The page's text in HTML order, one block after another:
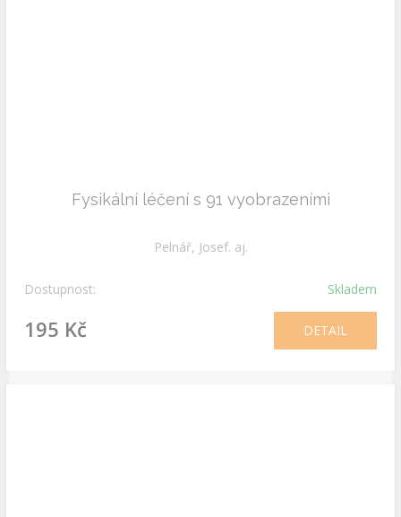
Fysikální léčení s 91 vyobrazeními
Pelnář, Josef. aj.
Dostupnost: Skladem
195 Kč DETAIL